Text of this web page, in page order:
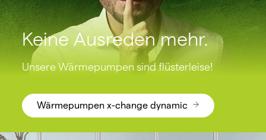
Keine Ausreden mehr.
Unsere Wärmepumpen sind flüsterleise!
Wärmepumpen x-change dynamic